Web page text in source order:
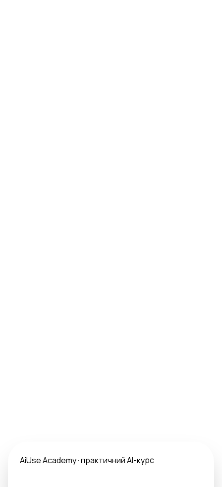
AiUse Academy · практичний AI-курс